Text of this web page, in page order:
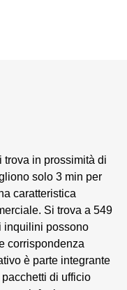
trova in prossimità di
solo 3 min per
caratteristica
Si trova a 549
inquilini possono
corrispondenza
è parte integrante
di ufficio